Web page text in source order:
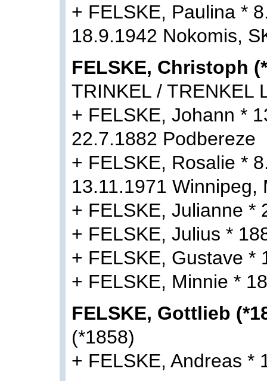
+ FELSKE, Paulina *
18.9.1942 Nokomis,
FELSKE, Christoph
TRINKEL / TRENKEL
+ FELSKE, Johann *
22.7.1882 Podbereze
+ FELSKE, Rosalie *
13.11.1971 Winnipeg,
+ FELSKE, Julianne *
+ FELSKE, Julius *
+ FELSKE, Gustave *
+ FELSKE, Minnie *
FELSKE, Gottlieb
(*1858)
+ FELSKE, Andreas *